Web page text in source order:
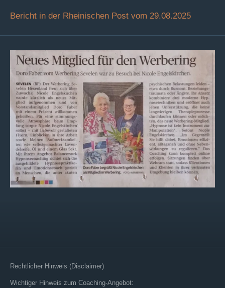
Bericht in der Rheinischen Post vom 29.08.2025
Rechtlicher Hinweis (Disclaimer)
Wichtiger Hinweis zum Coaching-Angebot: